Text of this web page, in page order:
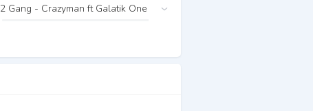
2 Gang - Crazyman ft Galatik One